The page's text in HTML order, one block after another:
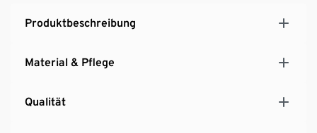
Produktbeschreibung
Material & Pflege
Qualität